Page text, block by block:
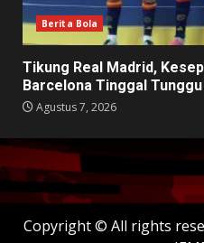
Berita Bola
Tikung Real Madrid,
Barcelona Tinggal
Agustus 7, 2026
Copyright © All rights